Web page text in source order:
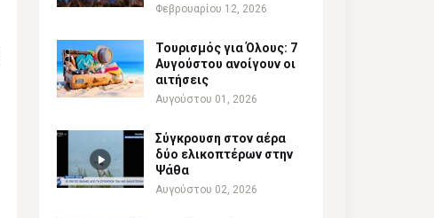
Φεβρουαρίου 12, 2026
Τουρισμός για Όλους: 7
Αυγούστου ανοίγουν οι
αιτήσεις
Αυγούστου 01, 2026
Σύγκρουση στον αέρα
δύο ελικοπτέρων στην
Ψάθα
Αυγούστου 02, 2026